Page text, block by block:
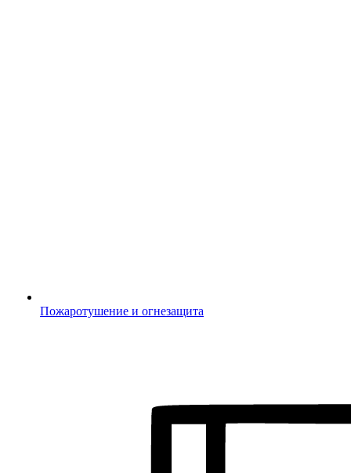
Пожаротушение и огнезащита